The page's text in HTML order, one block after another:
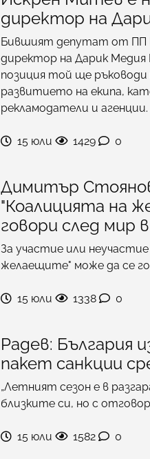
директор на
Бившият депутат от ПП
директор на Дарик
позиция той ще
развитието на екипа,
рекламодатели и агенции.
15 юли 1429 0
Димитър
"Коалицията на
говори след мир
За участие или
желаещите" може да се
15 юли 1338 0
Радев: България
пакет санкции
„Летният сезон е в
близките си, но с
15 юли 1582 0